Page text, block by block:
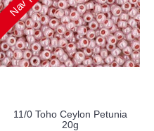
11/0 Toho Ceylon Petunia
20g